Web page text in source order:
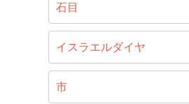
石目
イスラエルダイヤ
市